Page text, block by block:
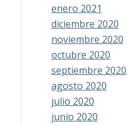
enero 2021
diciembre 2020
noviembre 2020
octubre 2020
septiembre 2020
agosto 2020
julio 2020
junio 2020